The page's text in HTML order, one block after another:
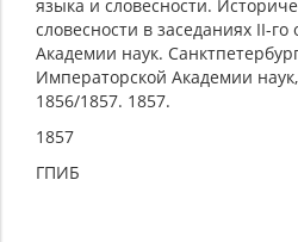
языка и словесности.
словесности в заседаниях II-
Академии наук.
Императорской Академии
1856/1857. 1857.
1857
ГПИБ